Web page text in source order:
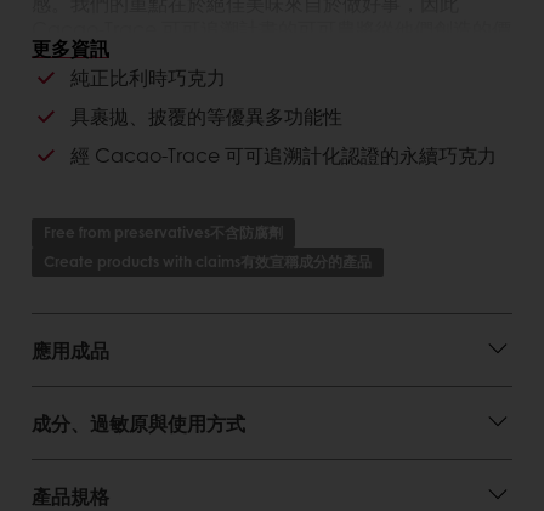
值中獲益。
對店家的好處
純正比利時巧克力。
對消費者的好處
可拌入麵糊製作蛋糕、慕斯、餅乾，提升口感，增
加風味。
藝....等用途多廣。
更多資訊
純正比利時巧克力
具裹拋、披覆的等優異多功能性
經 Cacao-Trace 可可追溯計化認證的永續巧克力
Free from preservatives不含防腐劑
Create products with claims有效宣稱成分的產品
應用成品
成分、過敏原與使用方式
產品規格